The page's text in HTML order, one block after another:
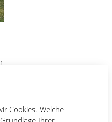
Cookies. Welche